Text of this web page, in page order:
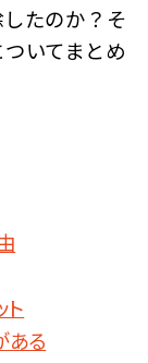
たのか？そ
いてまとめ
ある